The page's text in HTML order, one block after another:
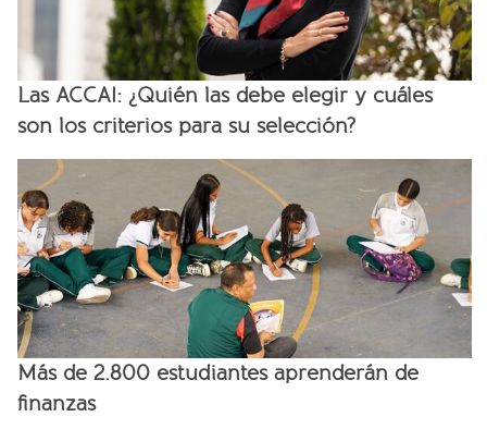
Las ACCAI: ¿Quién las debe elegir y cuáles
son los criterios para su selección?
Más de 2.800 estudiantes aprenderán de
finanzas